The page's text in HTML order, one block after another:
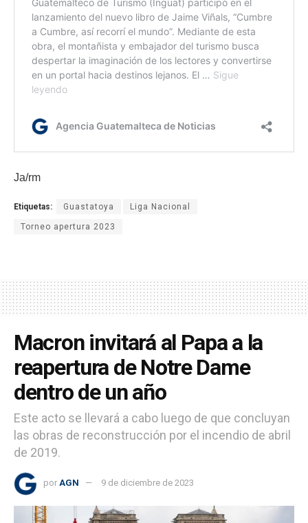
Ja/rm
Etiquetas: Guastatoya Liga Nacional
Torneo apertura 2023
Macron invitará al Papa a la
reapertura de Notre Dame
dentro de un año
Este acto se llevará a cabo luego de que concluyan
las obras de reconstrucción por el incendio de abril
de 2019.
por AGN 9 de diciembre de 2023